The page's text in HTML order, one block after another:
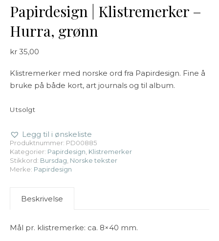
Papirdesign | Klistremerker –
Hurra, grønn
kr 35,00
Klistremerker med norske ord fra Papirdesign. Fine å
bruke på både kort, art journals og til album.
Utsolgt
Legg til i ønskeliste
Produktnummer: PD00885
Kategorier: Papirdesign Klistremerker
Stikkord: Bursdag Norske tekster
Merke: Papirdesign
Beskrivelse
Mål pr. klistremerke: ca. 8×40 mm.